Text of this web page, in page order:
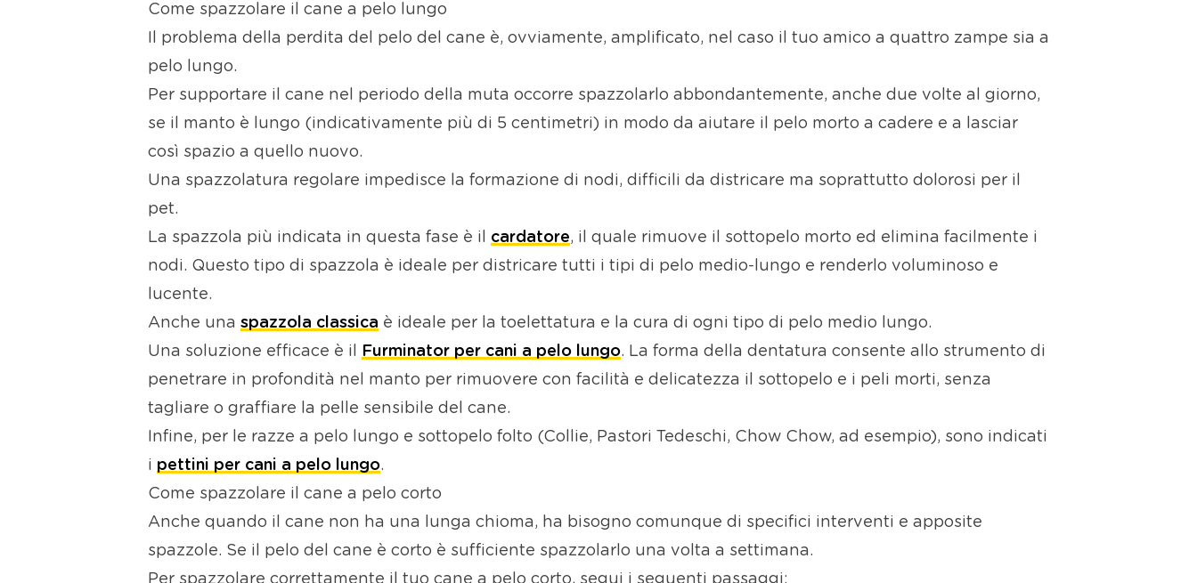
Come spazzolare il cane a pelo lungo
Il problema della perdita del pelo del cane è, ovviamente, amplificato, nel caso il tuo amico a quattro zampe sia a
pelo lungo.
Per supportare il cane nel periodo della muta occorre spazzolarlo abbondantemente, anche due volte al giorno,
se il manto è lungo (indicativamente più di 5 centimetri) in modo da aiutare il pelo morto a cadere e a lasciar
così spazio a quello nuovo.
Una spazzolatura regolare impedisce la formazione di nodi, difficili da districare ma soprattutto dolorosi per il
pet.
La spazzola più indicata in questa fase è il cardatore, il quale rimuove il sottopelo morto ed elimina facilmente i
nodi. Questo tipo di spazzola è ideale per districare tutti i tipi di pelo medio-lungo e renderlo voluminoso e
lucente.
Anche una spazzola classica è ideale per la toelettatura e la cura di ogni tipo di pelo medio lungo.
Una soluzione efficace è il
Furminator per cani a pelo lungo. La forma della dentatura consente allo strumento di
penetrare in profondità nel manto per rimuovere con facilità e delicatezza il sottopelo e i peli morti, senza
tagliare o graffiare la pelle sensibile del cane.
Infine, per le razze a pelo lungo e sottopelo folto (Collie, Pastori Tedeschi, Chow Chow, ad esempio), sono indicati
i pettini per cani a pelo lungo.
Come spazzolare il cane a pelo corto
Anche quando il cane non ha una lunga chioma, ha bisogno comunque di specifici interventi e apposite
spazzole. Se il pelo del cane è corto è sufficiente spazzolarlo una volta a settimana.
Per spazzolare correttamente il tuo cane a pelo corto, segui i seguenti passaggi: